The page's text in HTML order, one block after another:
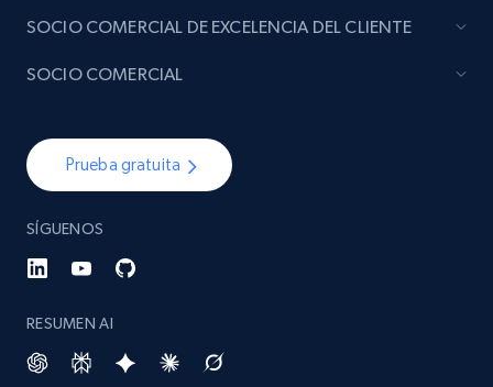
Prueba gratuita
SÍGUENOS
RESUMEN AI
SOCIO COMERCIAL DE EXCELENCIA DEL CLIENTE
SOCIO COMERCIAL